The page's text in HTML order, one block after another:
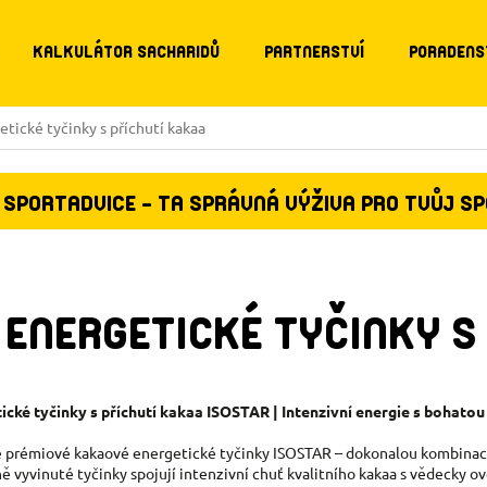
KALKULÁTOR SACHARIDŮ PARTNERSTVÍ
tyčinky s příchutí kakaa
SPORTADVICE - TA SPRÁVNÁ VÝŽIVA PRO TVŮJ
ENERGETICKÉ TYČINKY
tyčinky s příchutí kakaa ISOSTAR | Intenzivní energie s
kakaové energetické tyčinky ISOSTAR – dokonalou
vyvinuté tyčinky spojují intenzivní chuť kvalitního kakaa s vědecky